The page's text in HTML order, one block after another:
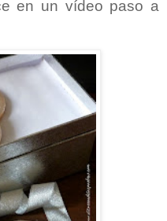
en un vídeo paso a